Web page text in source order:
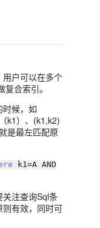
户可以在多个
合索引。
时候，如
k1）、(k1,k2)
是最左匹配原
k1 =A AND
注查询Sql条
有效，同时可